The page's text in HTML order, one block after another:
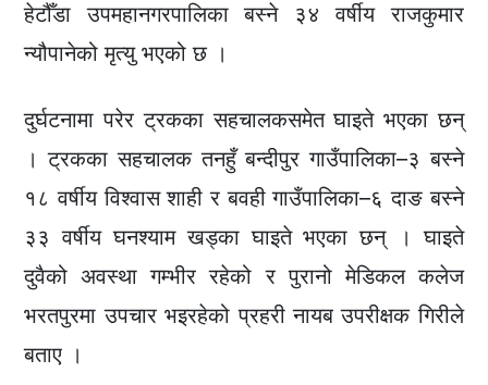
हेटौँडा उपमहानगरपालिका बस्ने ३४ वर्षीय राजकुमार
न्यौपानेको मृत्यु भएको छ ।
दुर्घटनामा परेर ट्रकका सहचालकसमेत घाइते भएका छन्
। ट्रकका सहचालक तनहुँ बन्दीपुर गाउँपालिका–३ बस्ने
१८ वर्षीय विश्वास शाही र बवही गाउँपालिका–६ दाङ बस्ने
३३ वर्षीय घनश्याम खड्का घाइते भएका छन् । घाइते
दुवैको अवस्था गम्भीर रहेको र पुरानो मेडिकल कलेज
भरतपुरमा उपचार भइरहेको प्रहरी नायब उपरीक्षक गिरीले
बताए ।